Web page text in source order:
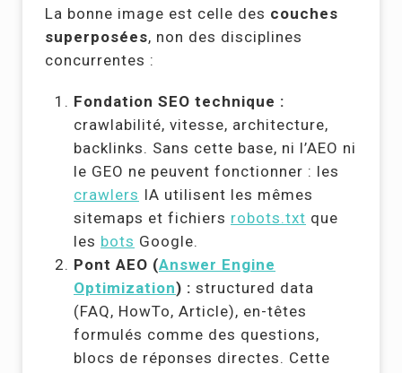
La bonne image est celle des couches
superposées, non des disciplines
concurrentes :
Fondation SEO technique :
crawlabilité, vitesse, architecture,
backlinks. Sans cette base, ni l’AEO ni
le GEO ne peuvent fonctionner : les
crawlers IA utilisent les mêmes
sitemaps et fichiers robots.txt que
les bots Google.
Pont AEO (Answer Engine
Optimization) : structured data
(FAQ, HowTo, Article), en-têtes
formulés comme des questions,
blocs de réponses directes. Cette